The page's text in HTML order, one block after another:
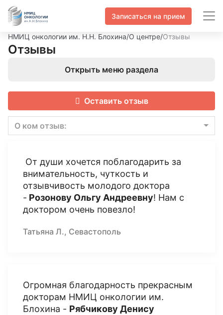
Записаться на прием
НМИЦ онкологии им. Н.Н. Блохина/О центре/Отзывы
Отзывы
Открыть меню раздела
Оставить отзыв
О ком отзыв:
От души хочется поблагодарить за
внимательность, чуткость и
отзывчивость молодого доктора
- Розонову Ольгу Андреевну! Нам с
доктором очень повезло!
Татьяна Л., Севастополь
Огромная благодарность прекрасным
докторам НМИЦ онкологии им.
Блохина - Рябчикову Денису